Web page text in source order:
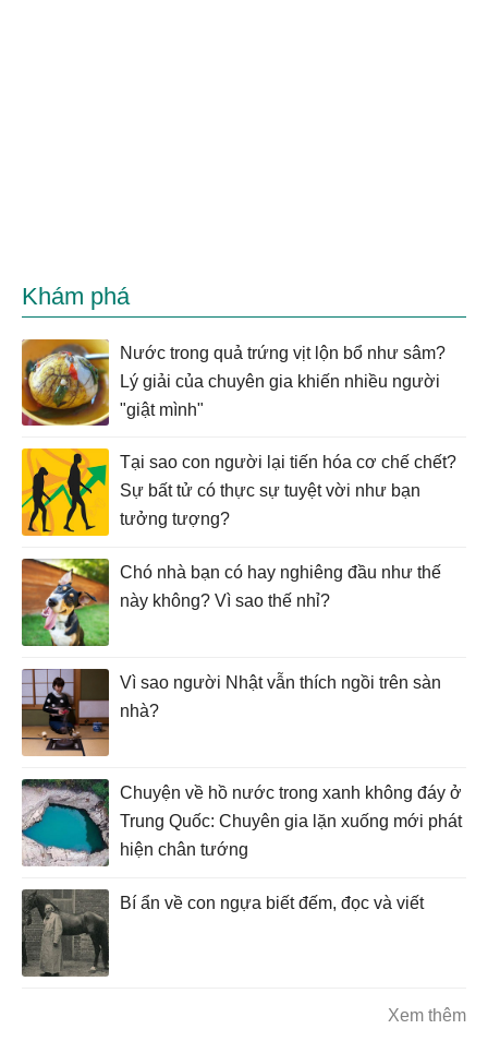
Khám phá
Nước trong quả trứng vịt lộn bổ như sâm?
Lý giải của chuyên gia khiến nhiều người
"giật mình"
Tại sao con người lại tiến hóa cơ chế chết?
Sự bất tử có thực sự tuyệt vời như bạn
tưởng tượng?
Chó nhà bạn có hay nghiêng đầu như thế
này không? Vì sao thế nhỉ?
Vì sao người Nhật vẫn thích ngồi trên sàn
nhà?
Chuyện về hồ nước trong xanh không đáy ở
Trung Quốc: Chuyên gia lặn xuống mới phát
hiện chân tướng
Bí ẩn về con ngựa biết đếm, đọc và viết
Xem thêm